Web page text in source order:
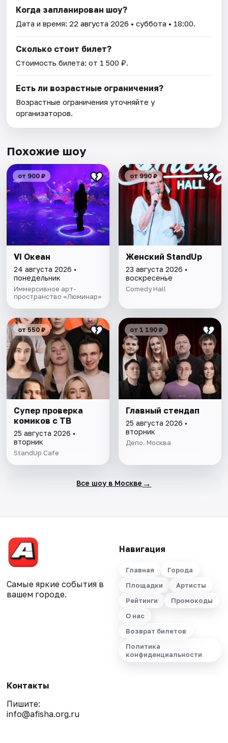
Когда запланирован шоу?
Дата и время:22 августа 2026 • суббота • 18:00.
Сколько стоит билет?
Стоимость билета: от 1 500 ₽.
Есть ли возрастные ограничения?
Возрастные ограничения уточняйте у
организаторов.
Похожие шоу
от 900 ₽
VI Океан
24 августа 2026 •
понедельник
Иммерсивное арт-
пространство «Люминар»
от 990 ₽
Женский StandUp
23 августа 2026 •
воскресенье
Comedy Hall
от 550 ₽
Супер проверка
комиков с ТВ
25 августа 2026 •
вторник
StandUp Cafe
от 1 190 ₽
Главный стендап
25 августа 2026 •
вторник
Депо. Москва
Все шоу в Москве →
Самые яркие события в
вашем городе.
Навигация
Главная
Города
Площадки
Артисты
Рейтинги
Промокоды
О нас
Возврат билетов
Политика
конфиденциальности
Контакты
Пишите:
info@afisha.org.ru